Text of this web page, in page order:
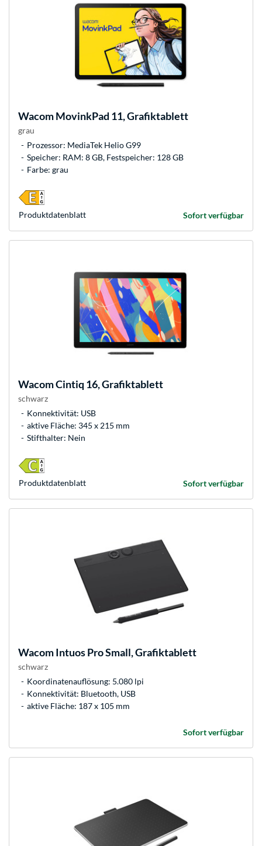
WacomMovinkPad 11, Grafiktablett
grau
Prozessor: MediaTek Helio G99
Speicher: RAM: 8 GB, Festspeicher: 128 GB
Farbe: grau
Sofort verfügbar
Produkt­datenblatt
WacomCintiq 16, Grafiktablett
schwarz
Konnektivität: USB
aktive Fläche: 345 x 215 mm
Stifthalter: Nein
Sofort verfügbar
Produkt­datenblatt
WacomIntuos Pro Small, Grafiktablett
schwarz
Koordinatenauflösung: 5.080 lpi
Konnektivität: Bluetooth, USB
aktive Fläche: 187 x 105 mm
Sofort verfügbar